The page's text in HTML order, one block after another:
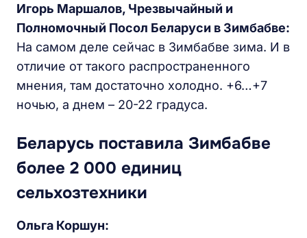
Игорь Маршалов, Чрезвычайный и
Полномочный Посол Беларуси в Зимбабве:
На самом деле сейчас в Зимбабве зима. И в
отличие от такого распространенного
мнения, там достаточно холодно. +6…+7
ночью, а днем – 20-22 градуса.
Беларусь поставила Зимбабве
более 2 000 единиц
сельхозтехники
Ольга Коршун: